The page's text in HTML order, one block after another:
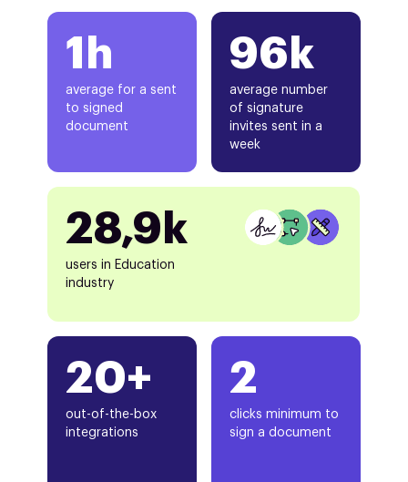
1h
average for a sent
to signed
document
20+
out-of-the-box
integrations
96k
average number
of signature
invites sent in a
week
28,9k
users in Education
industry
2
clicks minimum to
sign a document